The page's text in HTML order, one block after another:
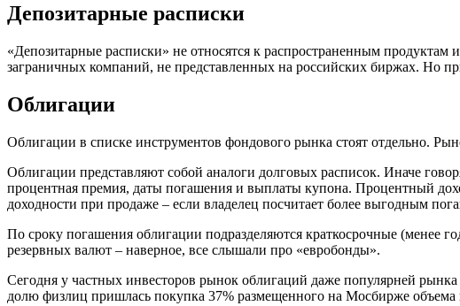
Депозитарные расписки
«Депозитарные расписки» не относятся к распространенным
заграничных компаний, не представленных на российских биржах. Но
Облигации
Облигации в списке инструментов фондового рынка стоят отдельно.
Облигации представляют собой аналоги долговых расписок. Иначе
процентная премия, даты погашения и выплаты купона. Процентный
доходности при продаже – если владелец посчитает более выгодным
По сроку погашения облигации подразделяются краткосрочные (менее
резервных валют – наверное, все слышали про «евробонды».
Сегодня у частных инвесторов рынок облигаций даже популярней
долю физлиц пришлась покупка 37% размещенного на Мосбирже объема